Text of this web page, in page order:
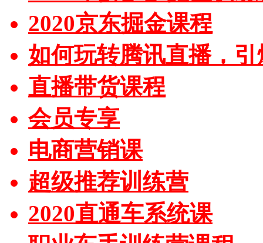
2020京东掘金课程
如何玩转腾讯直播，
直播带货课程
会员专享
电商营销课
超级推荐训练营
2020直通车系统课